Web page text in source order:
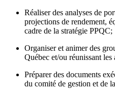
Réaliser des analyses de
projections de rendement,
cadre de la stratégie PPQC;
Organiser et animer des
Québec et/ou réunissant les
Préparer des documents
du comité de gestion et de